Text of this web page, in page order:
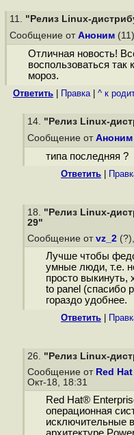
11. "Релиз Linux-
Сообщение от Аноним
Отличная новость!
воспользоваться так
мороз.
Ответить Правка| ^ к
14. "Релиз Linux-
Сообщение от Аноним
типа последняя ?
Ответить
18. "Релиз Linux-
29"
Сообщение от vz_2
Лучше чтобы
умные люди, т.е.
просто выкинуть,
to panel (спасибо
гораздо удобнее.
Ответить
26. "Релиз Linux-
Сообщение от Red
Окт-18, 18:31
Red Hat®
операционная
исключительные